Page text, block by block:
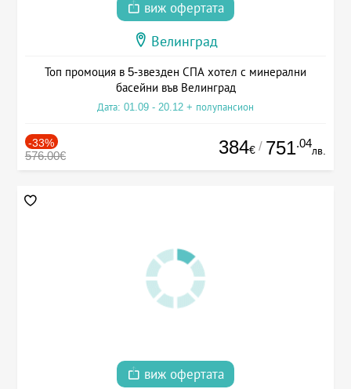
виж офертата
Велинград
Топ промоция в 5-звезден СПА хотел с минерални
басейни във Велинград
Дата: 01.09 - 20.12 + полупансион
-33%
576.00€ 384€ / 751.04
лв.
виж офертата